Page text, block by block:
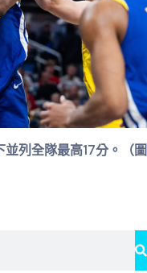
列全隊最高17分。（圖